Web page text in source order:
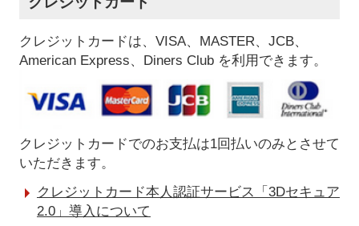
クレジットカードは、VISA、MASTER、JCB、
American Express、Diners Club を利用できます。
クレジットカードでのお支払は1回払いのみとさせて
いただきます。
クレジットカード本人認証サービス「3Dセキュア
2.0」導入について